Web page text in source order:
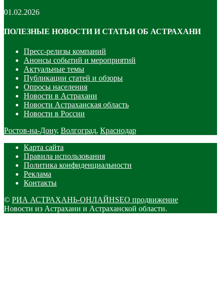
01.02.2026
ПОЛЕЗНЫЕ НОВОСТИ И СТАТЬИ ОБ АСТРАХАНИ
Пресс-релизы компаний
Анонсы событий и мероприятий
Актуальные темы
Публикации статей и обзоры
Опросы населения
Новости в Астрахани
Новости Астраханская область
Новости в России
Ростов-на-Дону, Волгоград, Краснодар
Карта сайта
Правила использования
Политика конфиденциальности
Реклама
Контакты
© РИА АСТРАХАНЬ-ОНЛАЙНSEO продвижение
Новости из Астрахани и Астраханской области.